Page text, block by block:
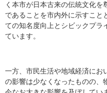
く本市が日本古来の伝統文化
であることを市内外に示すこと
ての知名度向上とシビックプラ
ています。
一方、市民生活や地域経済にお
の影響は少なくなったものの、